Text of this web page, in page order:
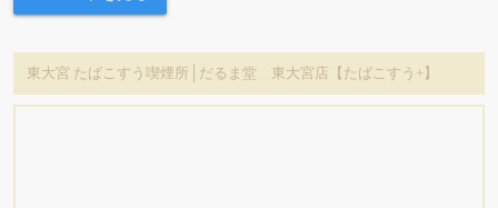
東大宮 たばこすう喫煙所│だるま堂 東大宮店【たばこすう+】